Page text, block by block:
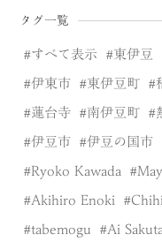
タグ一覧
すべて表示 東伊豆
伊東市 東伊豆町
蓮台寺 南伊豆町
伊豆市 伊豆の国市
Ryoko Kawada
Akihiro Enoki
tabemogu Ai Sakuta